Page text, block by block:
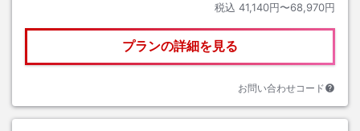
税込 41,140円〜68,970円
プランの詳細を見る
お問い合わせコード